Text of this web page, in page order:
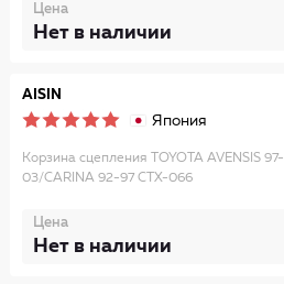
Цена
Нет в наличии
AISIN
Япония
Корзина сцепления TOYOTA AVENSIS 97-
03/CARINA 92-97 CTX-066
Цена
Нет в наличии